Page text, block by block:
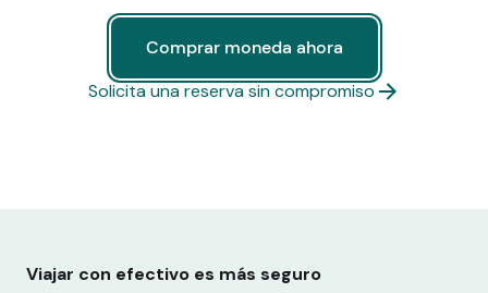
Comprar moneda ahora
Comprar moneda ahora
Solicita una reserva sin compromiso
Viajar con efectivo es más seguro